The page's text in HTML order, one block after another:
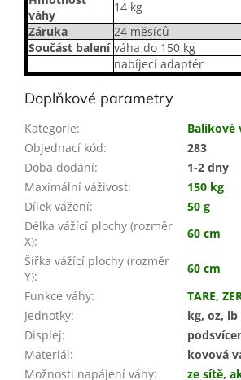
váhy
14 kg
Záruka
24 měsíců
Součást balení váha do 150 kg
nabíjecí adaptér
Doplňkové parametry
Kategorie:
Balíkové
Objednací kód:
283
Doba dodání:
1-2 dny
Maximální váživost:
150 kg
Dílek vážení:
50 g
Délka vážící plochy (rozměr
X):
60 cm
Šířka vážící plochy (rozměr
Y):
60 cm
Funkce váhy: TARE,
Jednotky:
kg, oz, lb
Displej:
Materiál:
kovová
Možnosti napájení váhy: ze sítě,